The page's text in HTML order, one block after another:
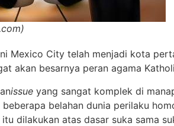
Mexico City telah menjadi kota
akan besarnya peran agama
issue yang sangat komplek di
belahan dunia perilaku
dilakukan atas dasar suka sama